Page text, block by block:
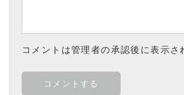
コメントは管理者の承認後に表示さ